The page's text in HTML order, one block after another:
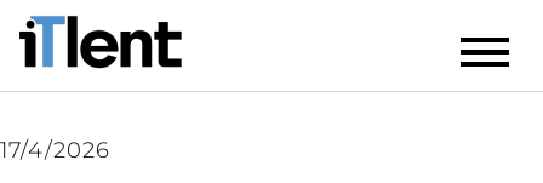
17/4/2026